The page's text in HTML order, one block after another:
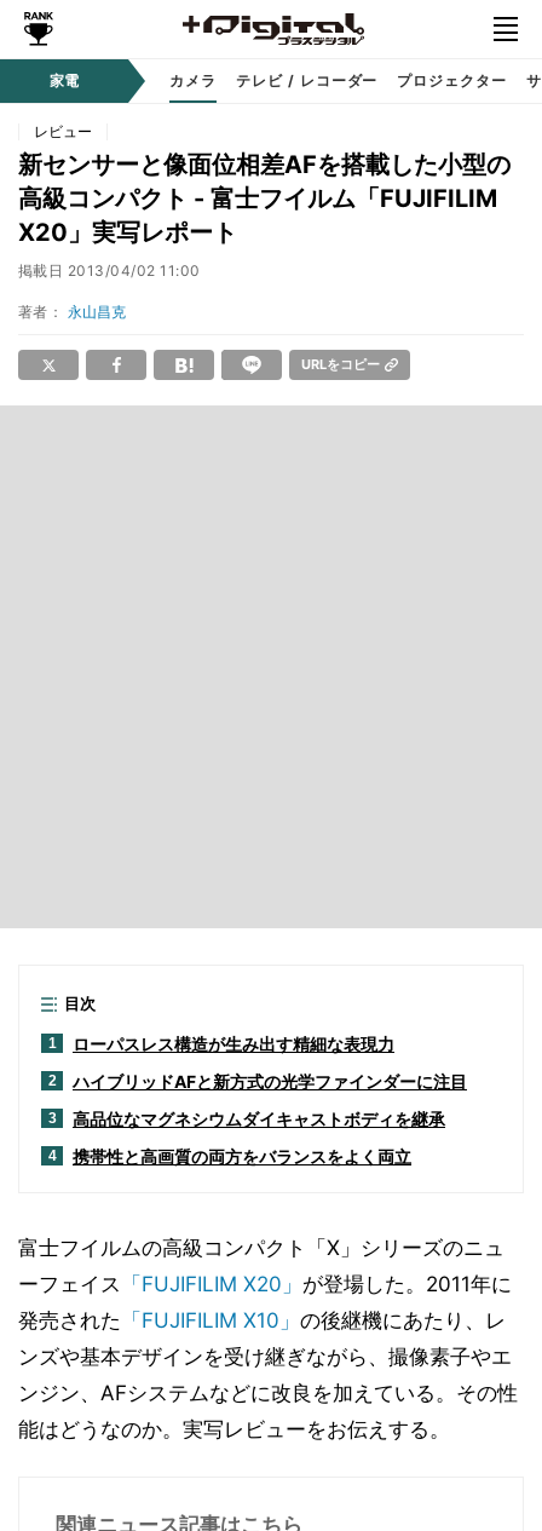
家電 カメラ テレビ / レコーダー プロジェクター
レビュー
新センサーと像面位相差AFを搭載した小型の
高級コンパクト - 富士フイルム「FUJIFILIM
X20」実写レポート
掲載日 2013/04/02 11:00
著者： 永山昌克
URLをコピー
目次
1 ローパスレス構造が生み出す精細な表現力
2 ハイブリッドAFと新方式の光学ファインダーに注目
3 高品位なマグネシウムダイキャストボディを継承
4 携帯性と高画質の両方をバランスをよく両立
富士フイルムの高級コンパクト「X」シリーズのニュ
ーフェイス 「FUJIFILIM X20」 が登場した。2011年に
発売された 「FUJIFILIM X10」 の後継機にあたり、レ
ンズや基本デザインを受け継ぎながら、撮像素子やエ
ンジン、AFシステムなどに改良を加えている。その性
能はどうなのか。実写レビューをお伝えする。
関連ニュース記事はこちら